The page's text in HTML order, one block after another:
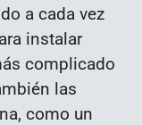
a cada vez
instalar
complicado
las
como un